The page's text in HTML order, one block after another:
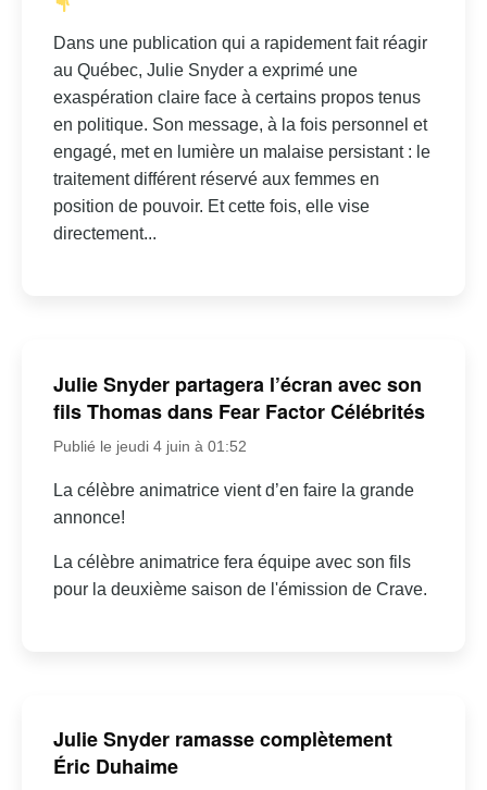
Dans une publication qui a rapidement fait réagir
au Québec, Julie Snyder a exprimé une
exaspération claire face à certains propos tenus
en politique. Son message, à la fois personnel et
engagé, met en lumière un malaise persistant : le
traitement différent réservé aux femmes en
position de pouvoir. Et cette fois, elle vise
directement...
Julie Snyder partagera l’écran avec son
fils Thomas dans Fear Factor Célébrités
Publié le jeudi 4 juin à 01:52
La célèbre animatrice vient d’en faire la grande
annonce!
La célèbre animatrice fera équipe avec son fils
pour la deuxième saison de l'émission de Crave.
Julie Snyder ramasse complètement
Éric Duhaime